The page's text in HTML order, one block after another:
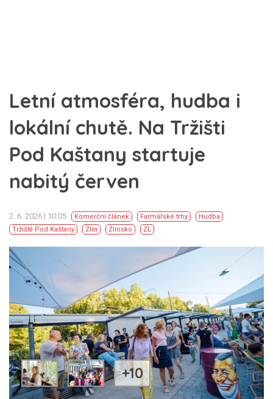
Letní atmosféra, hudba i
lokální chutě. Na Tržišti
Pod Kaštany startuje
nabitý červen
2. 6. 2026 | 10:05 Komerční článek Farmářské trhy
Hudba
Tržiště Pod Kaštany
Zlín Zlínsko ZL
+10